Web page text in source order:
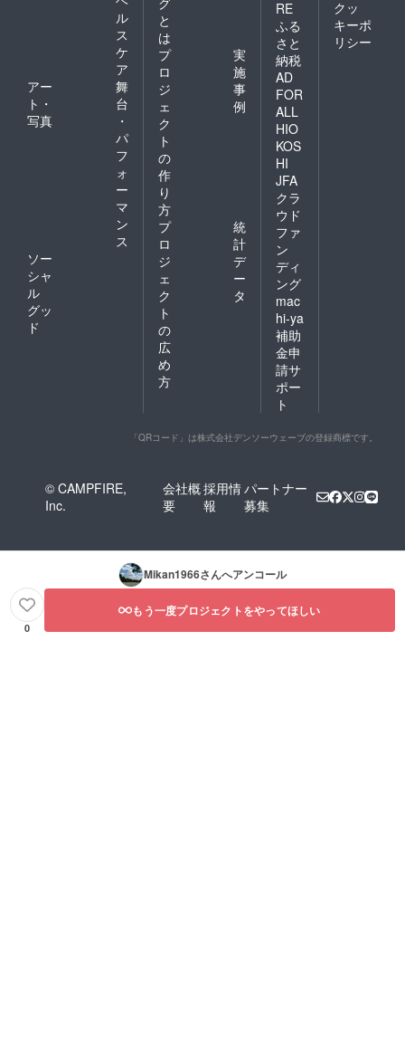
ル
ス
ケ
ア
アー
ト・
写真
舞
台
・
パ
フ
ォ
ー
マ
ン
ス
ソー
シャ
ル
グッ
ド
と
は
プ
ロ
ジ
ェ
ク
ト
の
作
り
方
実
施
事
例
プ
ロ
ジ
ェ
ク
ト
の
広
め
方
統
計
デ
ー
タ
RE
ふる
さと
納税
AD
FOR
ALL
HIO
KOS
HI
JFA
クラ
ウド
ファ
ン
ディ
ング
mac
hi-ya
補助
金申
請サ
ポー
ト
クッ
キーポ
リシー
「QRコード」は株式会社デンソーウェーブの登録商標です。
© CAMPFIRE,
Inc.
会社概
要
採用情
報
パートナー
募集
Mikan1966さんへアンコール
0
もう一度プロジェクトをやってほしい